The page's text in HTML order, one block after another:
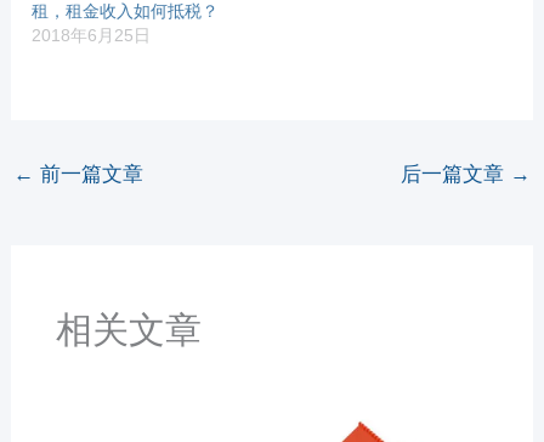
租，租金收入如何抵税？
2018年6月25日
← 前一篇文章 后一篇文章 →
相关文章